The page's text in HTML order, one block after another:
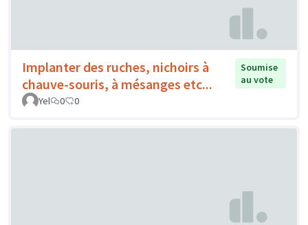
Implanter des ruches, nichoirs à
chauve-souris, à mésanges etc...
Soumise
au vote
Yel
0 0